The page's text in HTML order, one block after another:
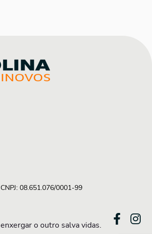
CNPJ: 08.651.076/0001-99
o outro salva vidas.